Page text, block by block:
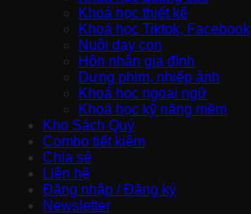
Khoá học thiết kế
Khoá học Tiktok, Facebook
Nuôi dạy con
Hôn nhân gia đình
Dựng phim, nhiếp ảnh
Khoá học ngoại ngữ
Khoá học kỹ năng mềm
Kho Sách Quý
Combo tiết kiệm
Chia sẻ
Liên hệ
Đăng nhập / Đăng ký
Newsletter